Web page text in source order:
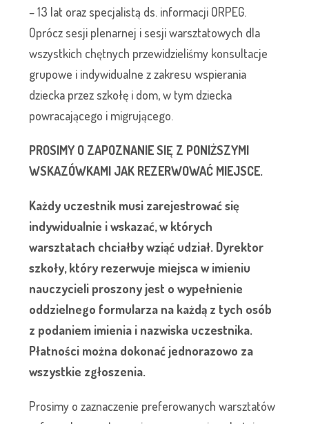
– 13 lat oraz specjalistą ds. informacji ORPEG.
Oprócz sesji plenarnej i sesji warsztatowych dla
wszystkich chętnych przewidzieliśmy konsultacje
grupowe i indywidualne z zakresu wspierania
dziecka przez szkołę i dom, w tym dziecka
powracającego i migrującego.
PROSIMY O ZAPOZNANIE SIĘ Z PONIŻSZYMI
WSKAZÓWKAMI JAK REZERWOWAĆ MIEJSCE.
Każdy uczestnik musi zarejestrować się
indywidualnie i wskazać, w których
warsztatach chciałby wziąć udział. Dyrektor
szkoły, który rezerwuje miejsca w imieniu
nauczycieli proszony jest o wypełnienie
oddzielnego formularza na każdą z tych osób
z podaniem imienia i nazwiska uczestnika.
Płatności można dokonać jednorazowo za
wszystkie zgłoszenia.
Prosimy o zaznaczenie preferowanych warsztatów